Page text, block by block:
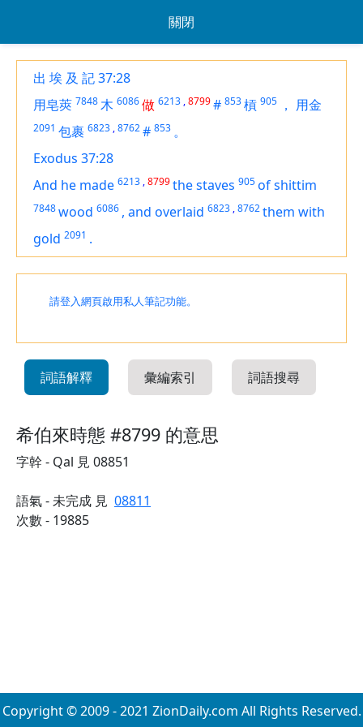
關閉
出 埃 及 記 37:28
用皂莢 7848木 6086做 6213 ,8799# 853槓 905 ， 用金
2091 包裹 6823 ,8762# 853 。
Exodus 37:28
And he made 6213 ,8799the staves 905ofshittim
7848wood 6086 , and overlaid 6823 ,8762them with
gold 2091 .
請登入網頁啟用私人筆記功能。
詞語解釋 彙編索引 詞語搜尋
希伯來時態 #8799 的意思
字幹 - Qal 見 08851
語氣 - 未完成 見 08811
次數 - 19885
Copyright © 2009 - 2021 ZionDaily.com All Rights Reserved.